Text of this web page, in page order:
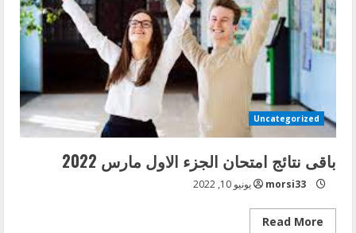
Uncategorized
باقى نتائج امتحان الجزء الاول مارس 2022
morsi33 يونيو 10, 2022
Read More
Read